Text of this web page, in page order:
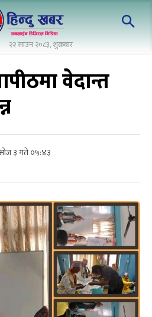
२२ साउन २०८३, शुक्रबार
वेदान्त
३ गते ०५:४३